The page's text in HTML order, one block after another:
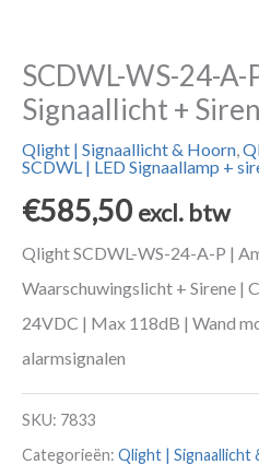
SCDWL-WS-24-A-
Signaallicht +
Qlight | Signaallicht & Hoorn,
SCDWL | LED Signaallamp +
€585,50 excl. btw
Qlight SCDWL-WS-24-A-P |
Waarschuwingslicht + Sirene |
24VDC | Max 118dB | Wand
alarmsignalen
SKU: 7833
Categorieën: Qlight | Signaallicht